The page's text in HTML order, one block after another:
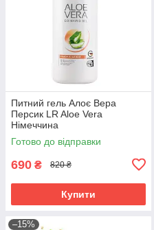
Питний гель Алоє Вера
Персик LR Aloe Vera
Німеччина
Готово до відправки
690 ₴ 820 ₴
Купити
–15%